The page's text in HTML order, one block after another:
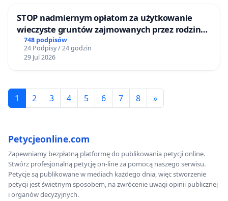
STOP nadmiernym opłatom za użytkowanie
wieczyste gruntów zajmowanych przez rodzinne
ogrody działkowe.
748 podpisów
24 Podpisy / 24 godzin
29 Jul 2026
1 2 3 4 5 6 7 8 »
Petycjeonline.com
Zapewniamy bezpłatną platformę do publikowania petycji online.
Stwórz profesjonalną petycję on-line za pomocą naszego serwisu.
Petycje są publikowane w mediach każdego dnia, więc stworzenie
petycji jest świetnym sposobem, na zwrócenie uwagi opinii publicznej
i organów decyzyjnych.